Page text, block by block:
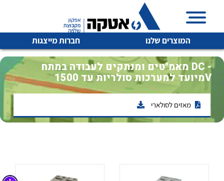
המוצרים שלנו חברות מייצגות
איכות | שרות | זמינות
אטקה בע”מ היא החברה הגדולה והמובילה בישראל בשיווק
לכל מוצרי היצרן לכל מוצרי היצרן
מאמ"טים ומנתקים לעבודה במתח DC -
מיועד למערכות סולריות עד 1500V
מאזים לסולארי